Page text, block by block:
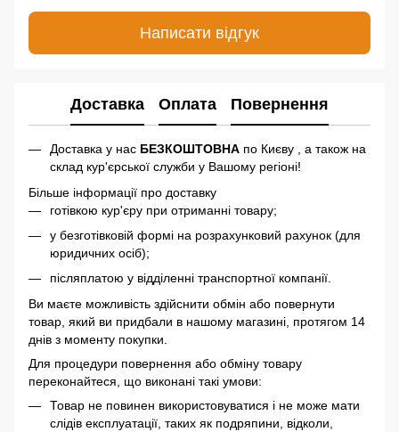
Написати відгук
Доставка Оплата Повернення
Доставка у нас БЕЗКОШТОВНА по Києву , а також на
склад кур'єрської служби у Вашому регіоні!
Більше інформації про доставку
готівкою кур'єру при отриманні товару;
у безготівковій формі на розрахунковий рахунок (для
юридичних осіб);
післяплатою у відділенні транспортної компанії.
Ви маєте можливість здійснити обмін або повернути
товар, який ви придбали в нашому магазині, протягом 14
днів з моменту покупки.
Для процедури повернення або обміну товару
переконайтеся, що виконані такі умови:
Товар не повинен використовуватися і не може мати
слідів експлуатації, таких як подряпини, відколи,